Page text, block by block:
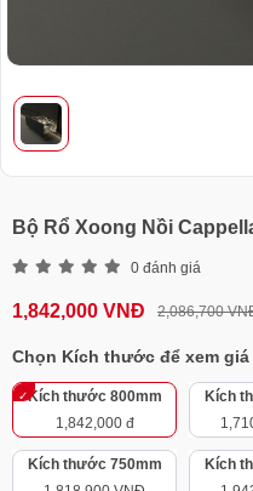
Bộ Rổ Xoong Nồi
0 đánh giá
1,842,000 VNĐ 2,086,700
Chọn Kích thước để xem giá
Kích thước 800mm
1,842,000 đ
Kích
Kích thước 750mm
Kích